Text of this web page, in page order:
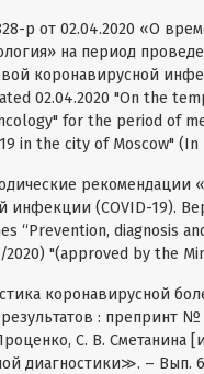
р от 02.04.2020 «О
на период
коронавирусной
02.04.2020 "On the
for the period of
in the city of Moscow" (In
рекомендации
инфекции (COVID-19).
“Prevention, diagnosis
"(approved by the
коронавирусной
: препринт
С. В.
диагностики≫. –